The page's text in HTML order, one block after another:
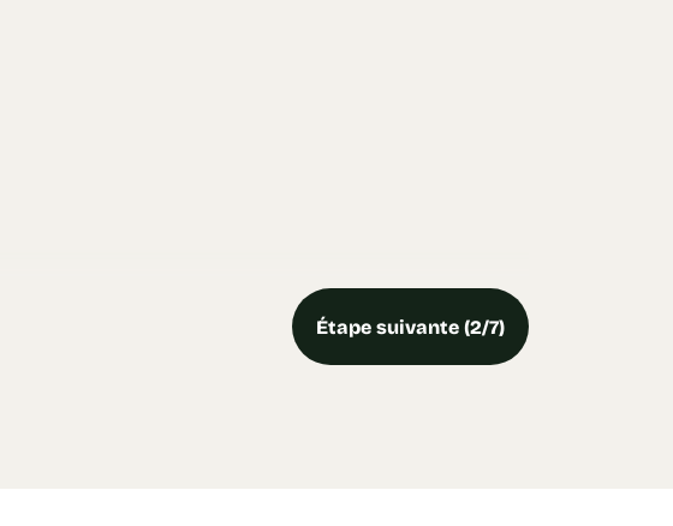
Étape suivante (2/7)